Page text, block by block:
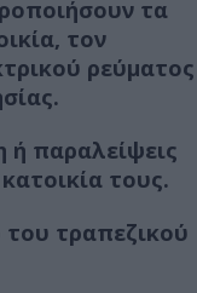
τα
τον
ρεύματος
παραλείψεις
τους.
τραπεζικού